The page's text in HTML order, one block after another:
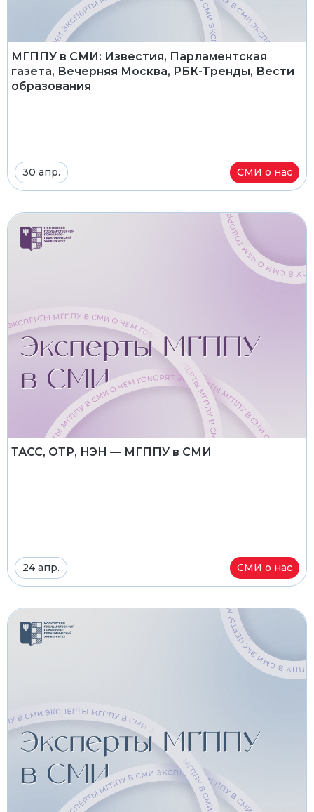
МГППУ в СМИ: Известия, Парламентская
газета, Вечерняя Москва, РБК-Тренды, Вести
образования
30 апр. СМИ о нас
ТАСС, ОТР, НЭН — МГППУ в СМИ
24 апр. СМИ о нас